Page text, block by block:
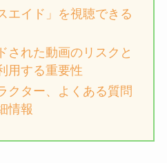
エイド」を視聴できる
された動画のリスクと
用する重要性
クター、よくある質問
情報